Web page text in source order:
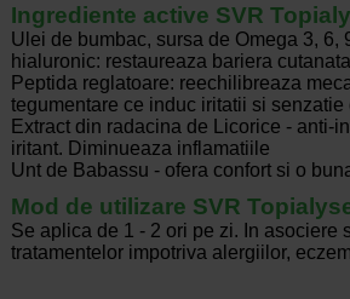
Ingrediente active SVR
Ulei de bumbac, sursa de Omega 3, 6,
hialuronic: restaureaza bariera
Peptida reglatoare: reechilibreaza
tegumentare ce induc iritatii si senzatie
Extract din radacina de Licorice - anti-
iritant. Diminueaza inflamatiile
Unt de Babassu - ofera confort si o
Mod de utilizare SVR
Se aplica de 1 - 2 ori pe zi. In asociere
tratamentelor impotriva alergiilor,